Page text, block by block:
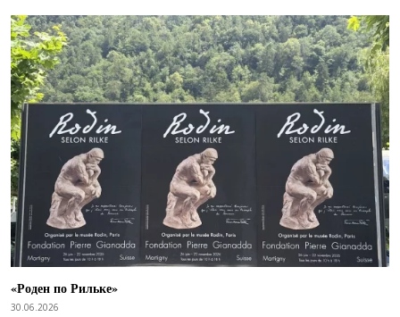
«Роден по Рильке»
30.06.2026